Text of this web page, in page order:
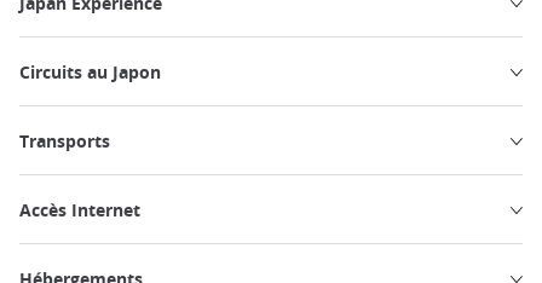
Circuits au Japon
Transports
Accès Internet